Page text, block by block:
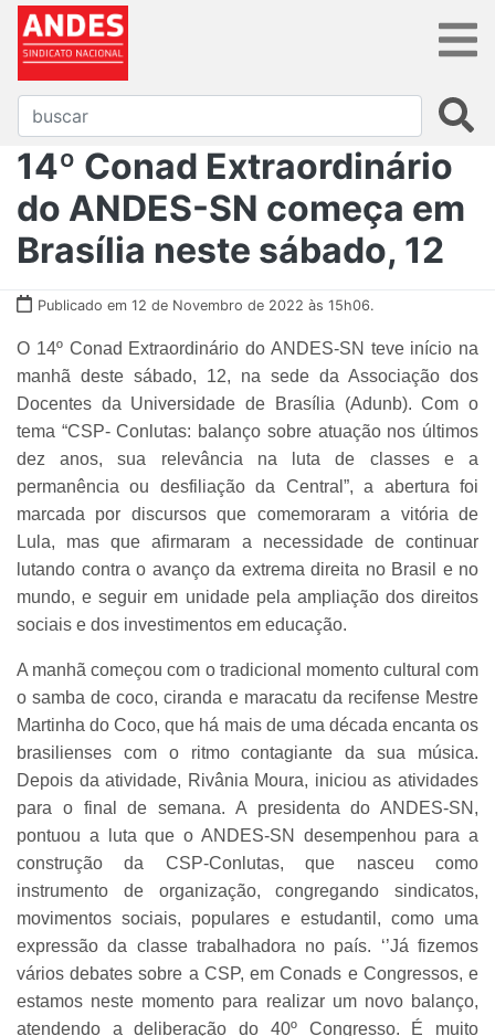
14º Conad Extraordinário
do ANDES-SN começa em
Brasília neste sábado, 12
Publicado em 12 de Novembro de 2022 às 15h06.
O 14º Conad Extraordinário do ANDES-SN teve início na
manhã deste sábado, 12, na sede da Associação dos
Docentes da Universidade de Brasília (Adunb). Com o
tema “CSP- Conlutas: balanço sobre atuação nos últimos
dez anos, sua relevância na luta de classes e a
permanência ou desfiliação da Central”, a abertura foi
marcada por discursos que comemoraram a vitória de
Lula, mas que afirmaram a necessidade de continuar
lutando contra o avanço da extrema direita no Brasil e no
mundo, e seguir em unidade pela ampliação dos direitos
sociais e dos investimentos em educação.
A manhã começou com o tradicional momento cultural com
o samba de coco, ciranda e maracatu da recifense Mestre
Martinha do Coco, que há mais de uma década encanta os
brasilienses com o ritmo contagiante da sua música.
Depois da atividade, Rivânia Moura, iniciou as atividades
para o final de semana. A presidenta do ANDES-SN,
pontuou a luta que o ANDES-SN desempenhou para a
construção da CSP-Conlutas, que nasceu como
instrumento de organização, congregando sindicatos,
movimentos sociais, populares e estudantil, como uma
expressão da classe trabalhadora no país. ‘’Já fizemos
vários debates sobre a CSP, em Conads e Congressos, e
estamos neste momento para realizar um novo balanço,
atendendo a deliberação do 40º Congresso. É muito